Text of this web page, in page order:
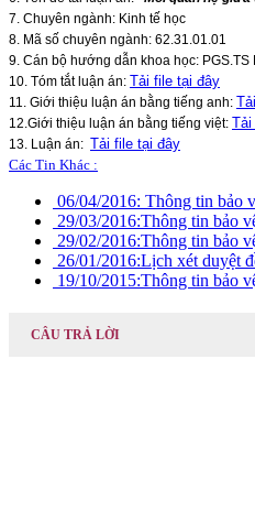
7. Chuyên ngành: Kinh tế học
8. Mã số chuyên ngành: 62.31.01.01
9. Cán bộ hướng dẫn khoa học: PGS.TS
10. Tóm tắt luận án: Tải file tại đây
11. Giới thiệu luận án bằng tiếng anh:
12.Giới thiệu luận án bằng tiếng việt: Tải
13. Luận án: Tải file tại đây
Các Tin Khác :
06/04/2016: Thông tin bảo
29/03/2016:Thông tin bảo
29/02/2016:Thông tin bảo
26/01/2016:Lịch xét duyệt
19/10/2015:Thông tin bảo
CÂU TRẢ LỜI